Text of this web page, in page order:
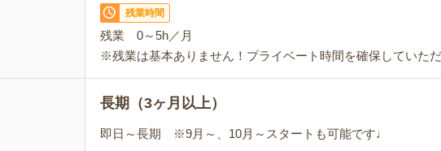
残業時間
残業 0～5h／月
※残業は基本ありません！プライベート時間を確保していた
長期（3ヶ月以上）
即日～長期 ※9月～、10月～スタートも可能です♩